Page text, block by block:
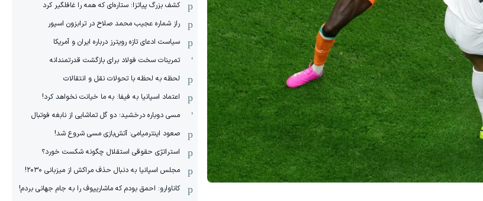
کشف بزرگ پیاتزا: ستاره‌ای که همه را غافلگیر کرد
راز شماره عجیب محمد صلاح در ترابزون اسپور
سیاست ادعای تازه رویترز درباره ایران و آمریکا
تمرینات سخت فولاد برای بازگشت قدرتمندانه
لحظه به لحظه با تحولات نقل و انتقالات
اعتماد اسپانیا به فیفا: به ما خیانت نخواهد کرد!
مسی دوباره درخشید؛ دو گل تماشایی از نابغه فوتبال
صعود اینترمیامی: آتش‌بازی مسی شروع شد!
استراتژی حقوقی استقلال چگونه شکست خورد؟
مجلس اسپانیا به دنبال حذف مراکش از میزبانی ۲۰۳۰!
کاناوارو: احمق بودم که ماشاریپوف را به جام جهانی بردم!